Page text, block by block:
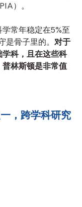
）。
学常年稳定在5%至
骨子里的。 对于
科，且在这些科
林斯顿是非常值
，跨学科研究